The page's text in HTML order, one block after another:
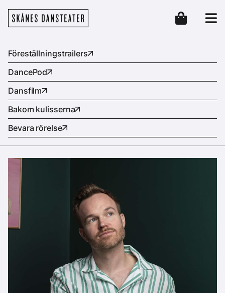
Skånes Dansteater
Header
Föreställningstrailers
DancePod
Dansfilm
Bakom kulisserna
Bevara rörelse